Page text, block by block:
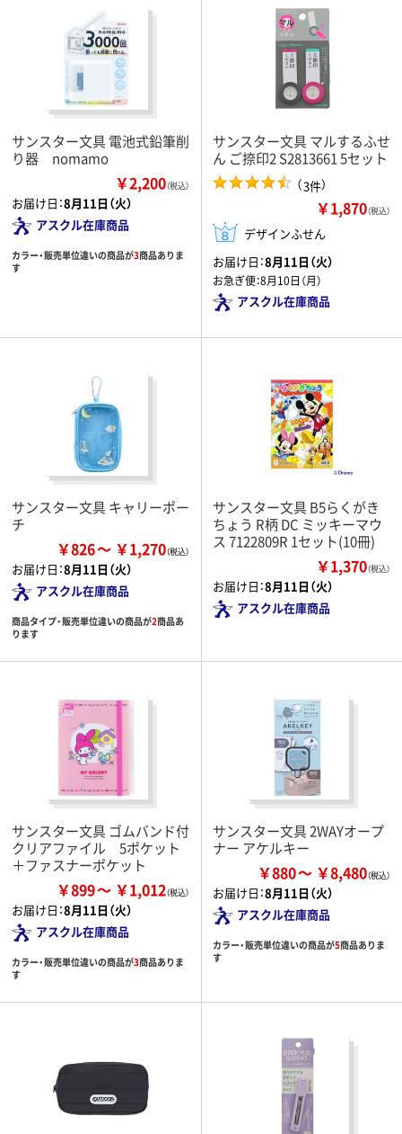
サンスター文具 電池式鉛筆削
り器 nomamo
￥2,200（税込）
お届け日：8月11日（火）
アスクル在庫商品
カラー・販売単位違いの商品が3商品ありま
す
サンスター文具 マルするふせ
ん ご捺印2 S2813661 5セット
（3件）
￥1,870（税込）
デザインふせん
お届け日：8月11日（火）
お急ぎ便：8月10日（月）
アスクル在庫商品
サンスター文具 キャリーポー
チ
￥826 ￥1,270
お届け日：8月11日（火）
アスクル在庫商品
商品タイプ・販売単位違いの商品が2商品あ
ります
サンスター文具 B5らくがき
ちょう R柄 DC ミッキーマウ
ス 7122809R 1セット(10冊)
￥1,370（税込）
お届け日：8月11日（火）
アスクル在庫商品
サンスター文具 ゴムバンド付
クリアファイル 5ポケット
＋ファスナーポケット
￥899 ￥1,012
お届け日：8月11日（火）
アスクル在庫商品
カラー・販売単位違いの商品が3商品ありま
す
サンスター文具 2WAYオープ
ナー アケルキー
￥880 ￥8,480
お届け日：8月11日（火）
アスクル在庫商品
カラー・販売単位違いの商品が5商品ありま
す